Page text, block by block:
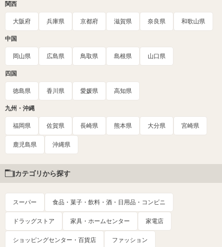
関西
大阪府 兵庫県 京都府 滋賀県 奈良県 和歌山県
中国
岡山県 広島県 鳥取県 島根県 山口県
四国
徳島県 香川県 愛媛県 高知県
九州・沖縄
福岡県 佐賀県 長崎県 熊本県 大分県 宮崎県
鹿児島県 沖縄県
カテゴリから探す
スーパー 食品・菓子・飲料・酒・日用品・コンビニ
ドラッグストア 家具・ホームセンター 家電店
ショッピングセンター・百貨店 ファッション